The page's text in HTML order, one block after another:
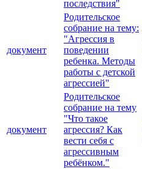
последствия"
документ
Родительское
собрание на тему:
"Агрессия в
поведении
ребенка. Методы
работы с детской
агрессией"
документ
Родительское
собрание на тему
"Что такое
агрессия? Как
вести себя с
агрессивным
ребёнком."